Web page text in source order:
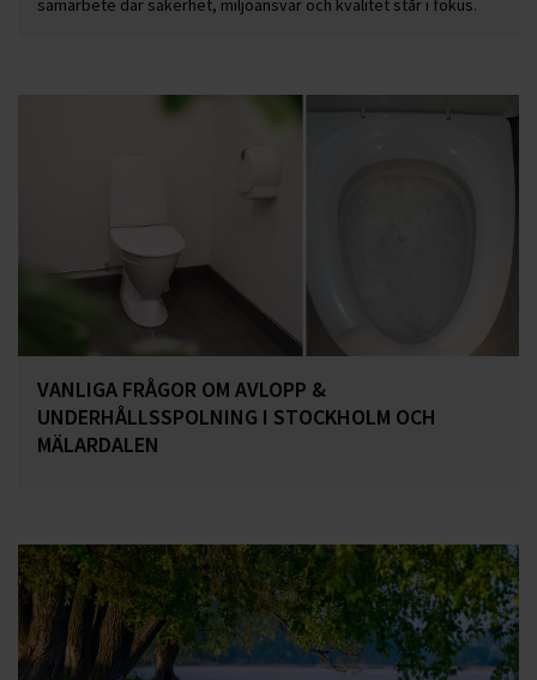
VANLIGA FRÅGOR OM AVLOPP &
UNDERHÅLLSSPOLNING I STOCKHOLM OCH
MÄLARDALEN